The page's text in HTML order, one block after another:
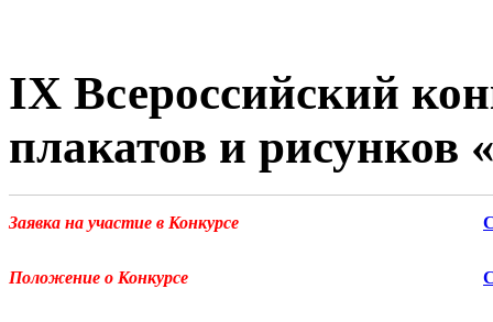
IX Всероссийский
плакатов и
Заявка на участие в Конкурсе
Положение о Конкурсе